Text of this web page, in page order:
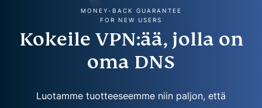
MONEY-BACK GUARANTEE
FOR NEW USERS
Kokeile VPN:ää, jolla on
oma DNS
Luotamme tuotteeseemme niin paljon, että